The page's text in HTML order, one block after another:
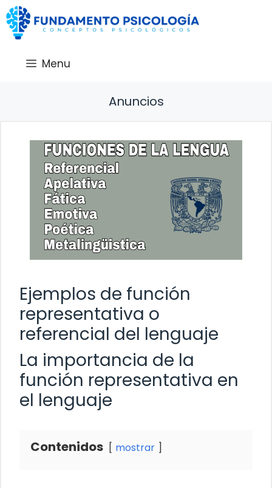
Saltar
al
contenido
Menu
Anuncios
Ejemplos de función
representativa o
referencial del lenguaje
La importancia de la
función representativa en
el lenguaje
Contenidos mostrar